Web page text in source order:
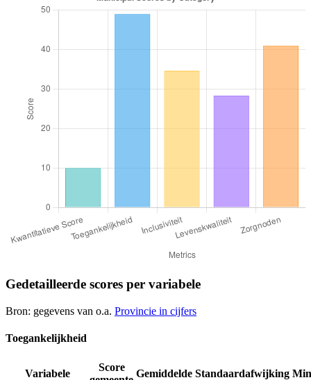
Gedetailleerde scores per variabele
Bron: gegevens van o.a. Provincie in cijfers
Toegankelijkheid
Variabele
Score
Gemiddelde Standaardafwijking